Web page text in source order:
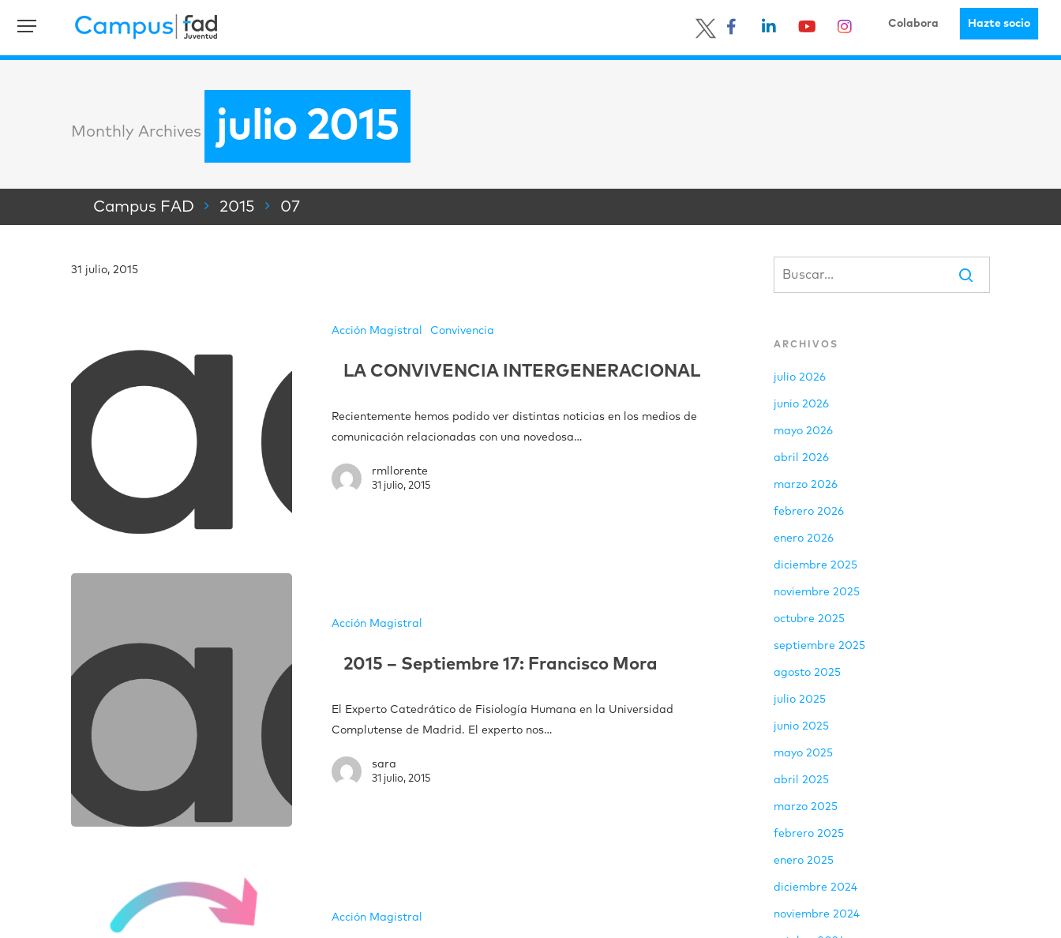
Colabora Hazte socio
Monthly Archives julio 2015
Campus FAD 2015 07
31 julio, 2015
Acción Magistral Convivencia
LA CONVIVENCIA INTERGENERACIONAL
Recientemente hemos podido ver distintas noticias en los medios de
comunicación relacionadas con una novedosa…
rmllorente
31 julio, 2015
Acción Magistral
2015 – Septiembre 17: Francisco Mora
El Experto Catedrático de Fisiología Humana en la Universidad
Complutense de Madrid. El experto nos…
sara
31 julio, 2015
Acción Magistral
ARCHIVOS
julio 2026
junio 2026
mayo 2026
abril 2026
marzo 2026
febrero 2026
enero 2026
diciembre 2025
noviembre 2025
octubre 2025
septiembre 2025
agosto 2025
julio 2025
junio 2025
mayo 2025
abril 2025
marzo 2025
febrero 2025
enero 2025
diciembre 2024
noviembre 2024